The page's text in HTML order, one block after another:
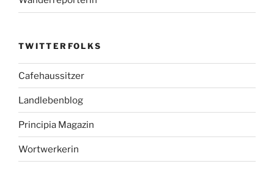
TWITTERFOLKS
Cafehaussitzer
Landlebenblog
Principia Magazin
Wortwerkerin